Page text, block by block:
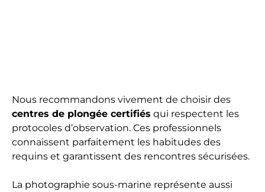
Nous recommandons vivement de choisir des
centres de plongée certifiés qui respectent les
protocoles d’observation. Ces professionnels
connaissent parfaitement les habitudes des
requins et garantissent des rencontres sécurisées.
La photographie sous-marine représente aussi